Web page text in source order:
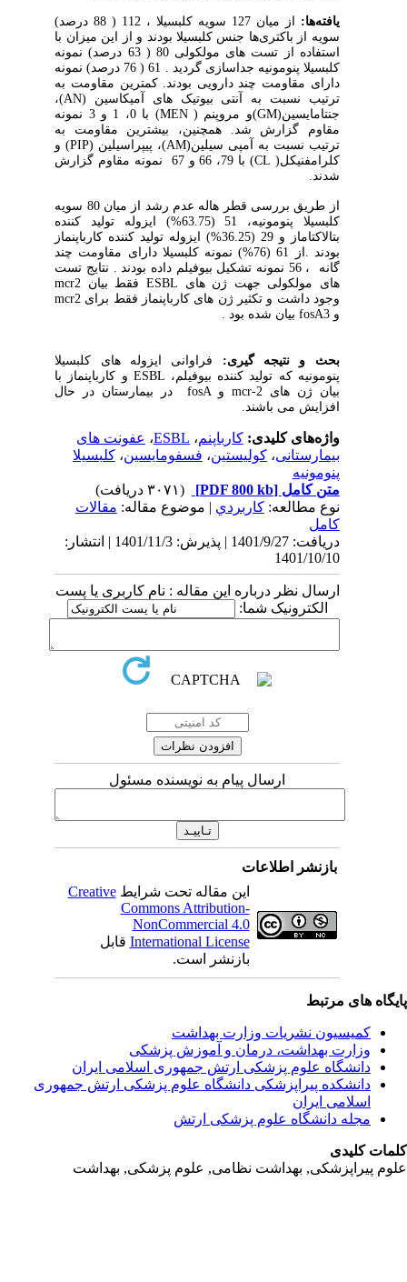
یافتهها:
از میان 127 سویه کلبسیلا ، 112 ( 88 درصد)
سویه از باکتری‌ها جنس کلبسیلا بودند و از این میزان با
استفاده از تست های مولکولی 80 ( 63 درصد) نمونه
کلبسیلا پنومونیه جداسازی گردید . 61 ( 76 درصد) نمونه
دارای مقاومت چند دارویی بودند.کمترین مقاومت به
ترتیب نسبت به آنتی بیوتیک های آمیکاسین(AN)،
جنتامایسین(GM)و مروپنم(MEN )
با 0، 1 و 3 نمونه
مقاوم گزارش شد. همچنین، بیشترین مقاومت به
ترتیب نسبت به آمپی سیلین(AM)، پیپراسیلین(PIP)و
کلرامفنیکل)
(CL
با 79، 66 و 67 نمونه مقاوم گزارش
شدند.
از طریق بررسی قطر هاله عدم رشد از میان 80 سویه
کلبسیلا پنومونیه، 51 (63.75%) ایزوله تولید کننده
بتالاکتاماز و 29 (36.25%) ایزوله تولید کننده کارباپنماز
بودند .از
61 (76%) نمونه کلبسیلا دارای مقاومت چند
گانه ، 56 نمونه تشکیل بیوفیلم داده بودند .
نتایج تست
های مولکولی جهت ژن هایESBL فقط بیانmcr2
وجود داشت و تکثیر ژن های کارباپنماز فقط برایmcr2
fosA3بیان شده بود .
بحث و نتیجه گیری :
فراوانی ایزوله های کلبسیلا
پنومونیه که تولید کننده بیوفیلم،ESBLو کارباپنماز با
بیان ژن هایmcr-2وfosAدر بیمارستان در حال
افزایش می باشند.
واژه‌های کلیدی:کارباپنم،ESBL،عفونت های
بیمارستانی،کولیستین،فسفومایسین،کلبسیلا
پنومونیه
متن کامل[PDF 800 kb]
نوع مطالعه:كاربردي| موضوع مقاله:مقالات
کامل
دریافت: 1401/9/27 | پذیرش: 1401/11/3 | انتشار:
1401/10/10
ارسال نظر درباره این مقاله : نام کاربری یا پست
الکترونیک شما:
ارسال پیام به نویسنده مسئول
بازنشر اطلاعات
این مقاله تحت شرایطCreative
Commons Attribution-
NonCommercial 4.0
International Licenseقابل
بازنشر است.
های مرتبط
کمیسیون نشریات وزارت بهداشت
وزارت بهداشت، درمان و آموزش پزشکی
دانشگاه علوم پزشکی ارتش جمهوری اسلامی ایران
دانشکده پیراپزشکی دانشگاه علوم پزشکی ارتش جمهوری
اسلامی ایران
مجله دانشگاه علوم پزشکی ارتش
کلیدی
پیراپزشکی, بهداشت نظامی, علوم پزشکی, بهداشت